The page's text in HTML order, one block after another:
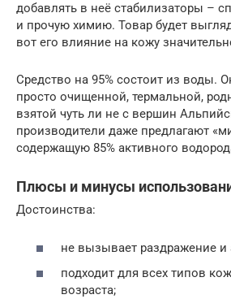
добавлять в неё стабилизаторы –
и прочую химию. Товар будет
вот его влияние на кожу
Средство на 95% состоит из воды.
просто очищенной, термальной,
взятой чуть ли не с вершин
производители даже предлагают
содержащую 85% активного
Плюсы и минусы
Достоинства:
не вызывает раздражение и
подходит для всех типов
возраста;